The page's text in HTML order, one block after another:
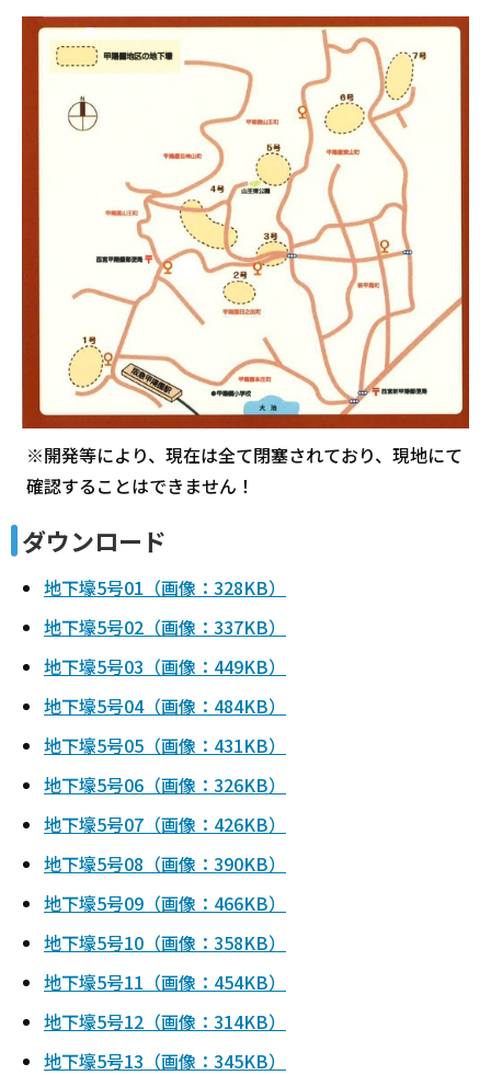
※開発等により、現在は全て閉塞されており、現地にて
確認することはできません！
ダウンロード
地下壕5号01（画像：328KB）
地下壕5号02（画像：337KB）
地下壕5号03（画像：449KB）
地下壕5号04（画像：484KB）
地下壕5号05（画像：431KB）
地下壕5号06（画像：326KB）
地下壕5号07（画像：426KB）
地下壕5号08（画像：390KB）
地下壕5号09（画像：466KB）
地下壕5号10（画像：358KB）
地下壕5号11（画像：454KB）
地下壕5号12（画像：314KB）
地下壕5号13（画像：345KB）